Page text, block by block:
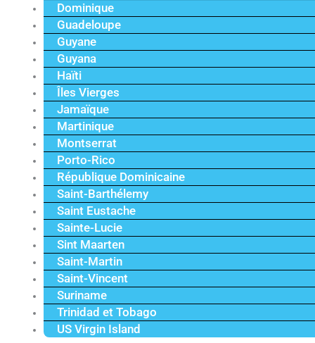
Dominique
Guadeloupe
Guyane
Guyana
Haïti
Îles Vierges
Jamaïque
Martinique
Montserrat
Porto-Rico
République Dominicaine
Saint-Barthélemy
Saint Eustache
Sainte-Lucie
Sint Maarten
Saint-Martin
Saint-Vincent
Suriname
Trinidad et Tobago
US Virgin Island